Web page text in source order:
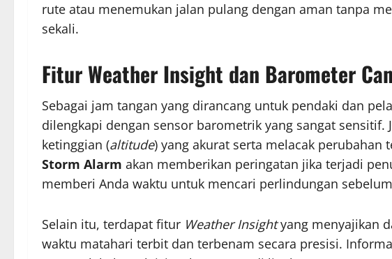
rute atau menemukan jalan pulang dengan aman tanpa
sekali.
Fitur Weather Insight dan Barometer
Sebagai jam tangan yang dirancang untuk pendaki dan
dilengkapi dengan sensor barometrik yang sangat
ketinggian (altitude) yang akurat serta melacak perubahan
Storm Alarm akan memberikan peringatan jika terjadi
memberi Anda waktu untuk mencari perlindungan
Selain itu, terdapat fitur Weather Insightyang menyajikan
waktu matahari terbit dan terbenam secara presisi.